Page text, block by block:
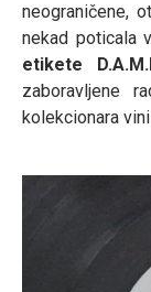
neograničene,
nekad poticala
etikete
zaboravljene
kolekcionara